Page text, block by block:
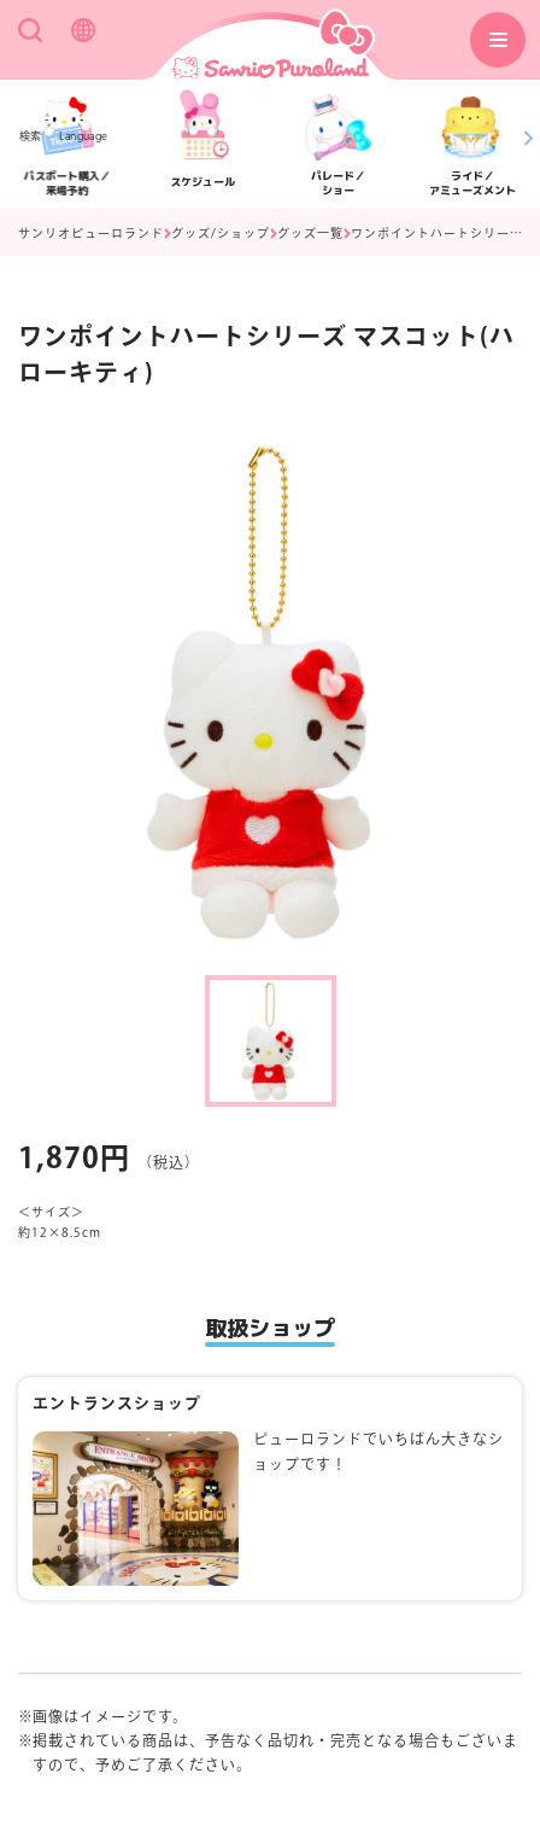
検索 Language
パスポート購入／
来場予約
スケジュール
パレード／
ショー
ライド／
アミューズメント
アクセス フロアマップ
よくあるご質問 ニュース
サンリオピューロランド グッズ/ショップ グッズ一覧 ワンポイントハートシリーズ マスコット(ハローキティ)
ワンポイントハートシリーズ マスコット(ハ
ローキティ)
1,870円 （税込）
＜サイズ＞
約12×8.5cm
取扱ショップ
エントランスショップ
ピューロランドでいちばん大きなシ
ョップです！
画像はイメージです。
掲載されている商品は、予告なく品切れ・完売となる場合もございま
すので、予めご了承ください。